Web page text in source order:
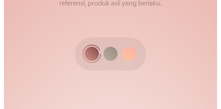
* Kreativitas periklanan. Gambar yang ditampilkan hanya untuk